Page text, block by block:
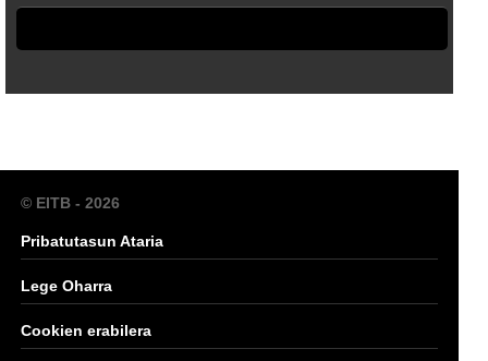
© EITB - 2026
Pribatutasun Ataria
Lege Oharra
Cookien erabilera